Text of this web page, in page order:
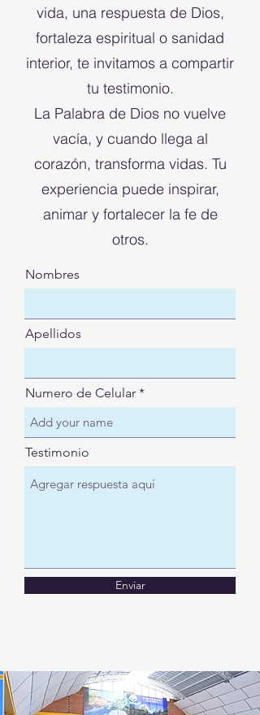
vida, una respuesta de Dios,
fortaleza espiritual o sanidad
interior, te invitamos a compartir
tu testimonio.
La Palabra de Dios no vuelve
vacía, y cuando llega al
corazón, transforma vidas. Tu
experiencia puede inspirar,
animar y fortalecer la fe de
otros.
Nombres
Apellidos
Numero de Celular
Testimonio
Enviar